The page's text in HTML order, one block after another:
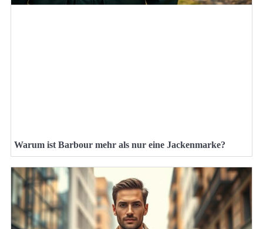
Warum ist Barbour mehr als nur eine Jackenmarke?